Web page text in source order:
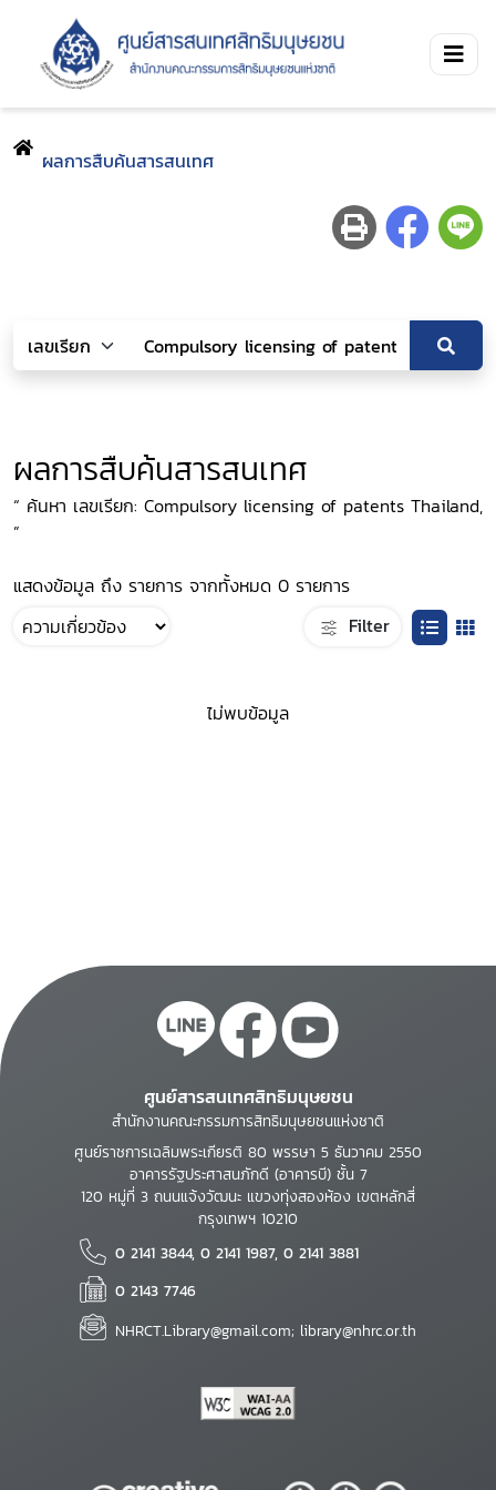
ผลการสืบค้นสารสนเทศ
ผลการสืบค้นสารสนเทศ
“ ค้นหา เลขเรียก: Compulsory licensing of patents Thailand,
”
แสดงข้อมูล ถึง รายการ จากทั้งหมด 0 รายการ
Filter
ไม่พบข้อมูล
ศูนย์สารสนเทศสิทธิมนุษยชน
สำนักงานคณะกรรมการสิทธิมนุษยชนแห่งชาติ
ศูนย์ราชการเฉลิมพระเกียรติ 80 พรรษา 5 ธันวาคม 2550
อาคารรัฐประศาสนภักดี (อาคารบี) ชั้น 7
120 หมู่ที่ 3 ถนนแจ้งวัฒนะ แขวงทุ่งสองห้อง เขตหลักสี่
กรุงเทพฯ 10210
0 2141 3844, 0 2141 1987, 0 2141 3881
0 2143 7746
NHRCT.Library@gmail.com; library@nhrc.or.th